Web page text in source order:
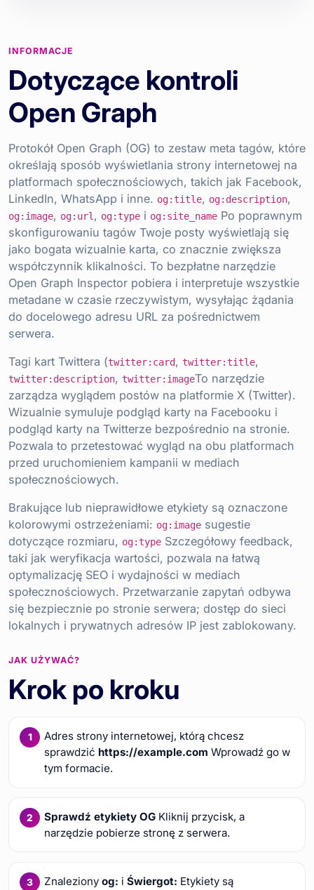
INFORMACJE
Dotyczące kontroli
Open Graph
Protokół Open Graph (OG) to zestaw meta tagów, które
określają sposób wyświetlania strony internetowej na
platformach społecznościowych, takich jak Facebook,
LinkedIn, WhatsApp i inne. og:title, og:description,
og:image, og:url , og:type i og:site_name Po poprawnym
skonfigurowaniu tagów Twoje posty wyświetlają się
jako bogata wizualnie karta, co znacznie zwiększa
współczynnik klikalności. To bezpłatne narzędzie
Open Graph Inspector pobiera i interpretuje wszystkie
metadane w czasie rzeczywistym, wysyłając żądania
do docelowego adresu URL za pośrednictwem
serwera.
Tagi kart Twittera (twitter:card, twitter:title,
twitter:description, twitter:imageTo narzędzie
zarządza wyglądem postów na platformie X (Twitter).
Wizualnie symuluje podgląd karty na Facebooku i
podgląd karty na Twitterze bezpośrednio na stronie.
Pozwala to przetestować wygląd na obu platformach
przed uruchomieniem kampanii w mediach
społecznościowych.
Brakujące lub nieprawidłowe etykiety są oznaczone
kolorowymi ostrzeżeniami: og:image sugestie
dotyczące rozmiaru, og:type Szczegółowy feedback,
taki jak weryfikacja wartości, pozwala na łatwą
optymalizację SEO i wydajności w mediach
społecznościowych. Przetwarzanie zapytań odbywa
się bezpiecznie po stronie serwera; dostęp do sieci
lokalnych i prywatnych adresów IP jest zablokowany.
JAK UŻYWAĆ?
Krok po kroku
Adres strony internetowej, którą chcesz
sprawdzić https://example.com Wprowadź go w
tym formacie.
Sprawdź etykiety OGKliknij przycisk, a
narzędzie pobierze stronę z serwera.
Znaleziony og: i Świergot: Etykiety są